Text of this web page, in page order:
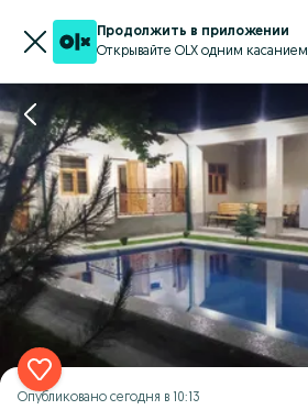
Продолжить в приложении
Открывайте OLX одним касанием
Опубликовано сегодня в 10:13